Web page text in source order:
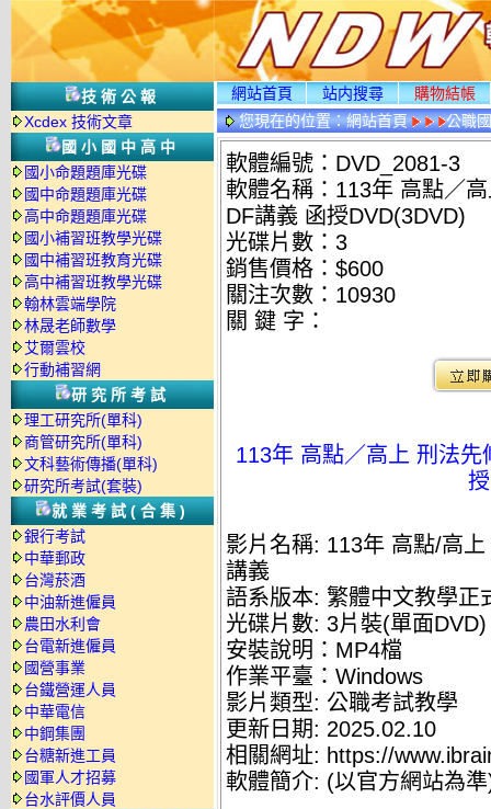
技術公報
Xcdex 技術文章
國小國中高中
國小命題題庫光碟
國中命題題庫光碟
高中命題題庫光碟
國小補習班教學光碟
國中補習班教育光碟
高中補習班教學光碟
翰林雲端學院
林晟老師數學
艾爾雲校
行動補習網
研究所考試
理工研究所(單科)
商管研究所(單科)
文科藝術傳播(單科)
研究所考試(套裝)
就業考試(合集)
銀行考試
中華郵政
台灣菸酒
中油新進僱員
農田水利會
台電新進僱員
國營事業
台鐵營運人員
中華電信
中鋼集團
台糖新進工員
國軍人才招募
台水評價人員
網站首頁 站内搜尋
購物結帳
您現在的位置：網站首頁
公職
情
軟體編號：DVD_2081-3
軟體名稱：113年 高點／
DF講義 函授DVD(3DVD)
光碟片數：3
銷售價格：$600
關注次數： 10930
關 鍵 字：
113年 高點／高上 刑法
影片名稱: 113年 高點/高
講義
語系版本: 繁體中文教學正
光碟片數: 3片裝(單面DVD)
安裝說明：MP4檔
作業平臺：Windows
影片類型: 公職考試教學
更新日期: 2025.02.10
相關網址: https://
軟體簡介: (以官方網站為